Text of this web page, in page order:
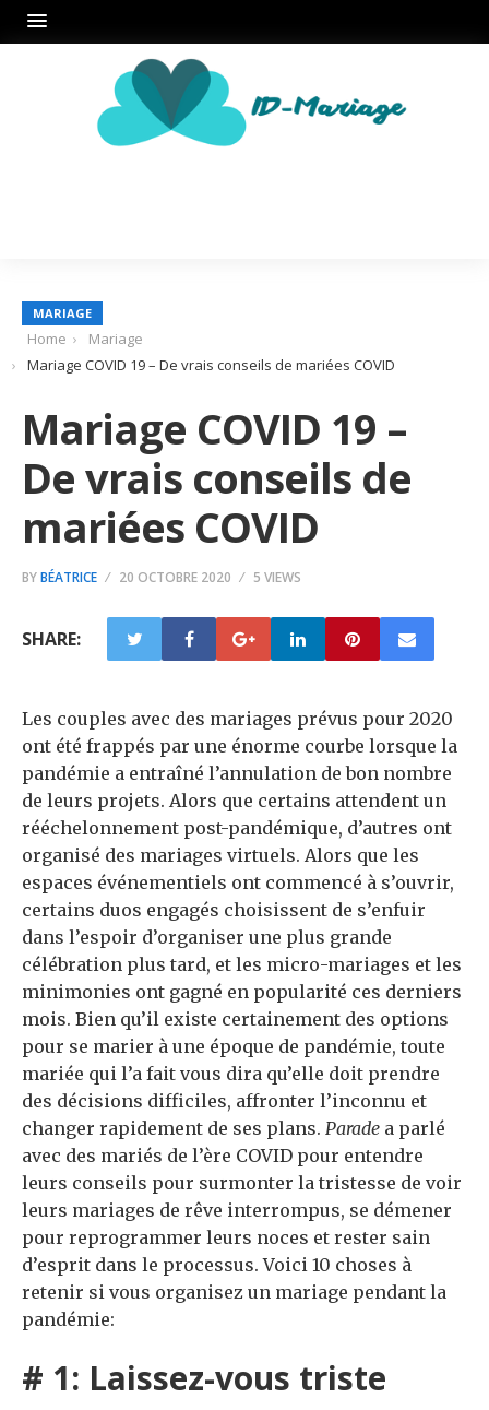
MARIAGE
Home
Mariage
Mariage COVID 19 – De vrais conseils de mariées COVID
Mariage COVID 19 –
De vrais conseils de
mariées COVID
BYBÉATRICE 20 OCTOBRE 2020 5 VIEWS
SHARE:
Les couples avec des mariages prévus pour 2020
ont été frappés par une énorme courbe lorsque la
pandémie a entraîné l’annulation de bon nombre
de leurs projets. Alors que certains attendent un
rééchelonnement post-pandémique, d’autres ont
organisé des mariages virtuels. Alors que les
espaces événementiels ont commencé à s’ouvrir,
certains duos engagés choisissent de s’enfuir
dans l’espoir d’organiser une plus grande
célébration plus tard, et les micro-mariages et les
minimonies ont gagné en popularité ces derniers
mois. Bien qu’il existe certainement des options
pour se marier à une époque de pandémie, toute
mariée qui l’a fait vous dira qu’elle doit prendre
des décisions difficiles, affronter l’inconnu et
changer rapidement de ses plans. Parade a parlé
avec des mariés de l’ère COVID pour entendre
leurs conseils pour surmonter la tristesse de voir
leurs mariages de rêve interrompus, se démener
pour reprogrammer leurs noces et rester sain
d’esprit dans le processus. Voici 10 choses à
retenir si vous organisez un mariage pendant la
pandémie:
# 1: Laissez-vous triste